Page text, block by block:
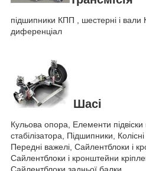
підшипники КПП , шестерні і вали
диференціал
Шасі
Кульова опора, Елементи
стабілізатора, Підшипники,
Передні важелі, Сайлентблоки і
Сайлентблоки і кронштейни